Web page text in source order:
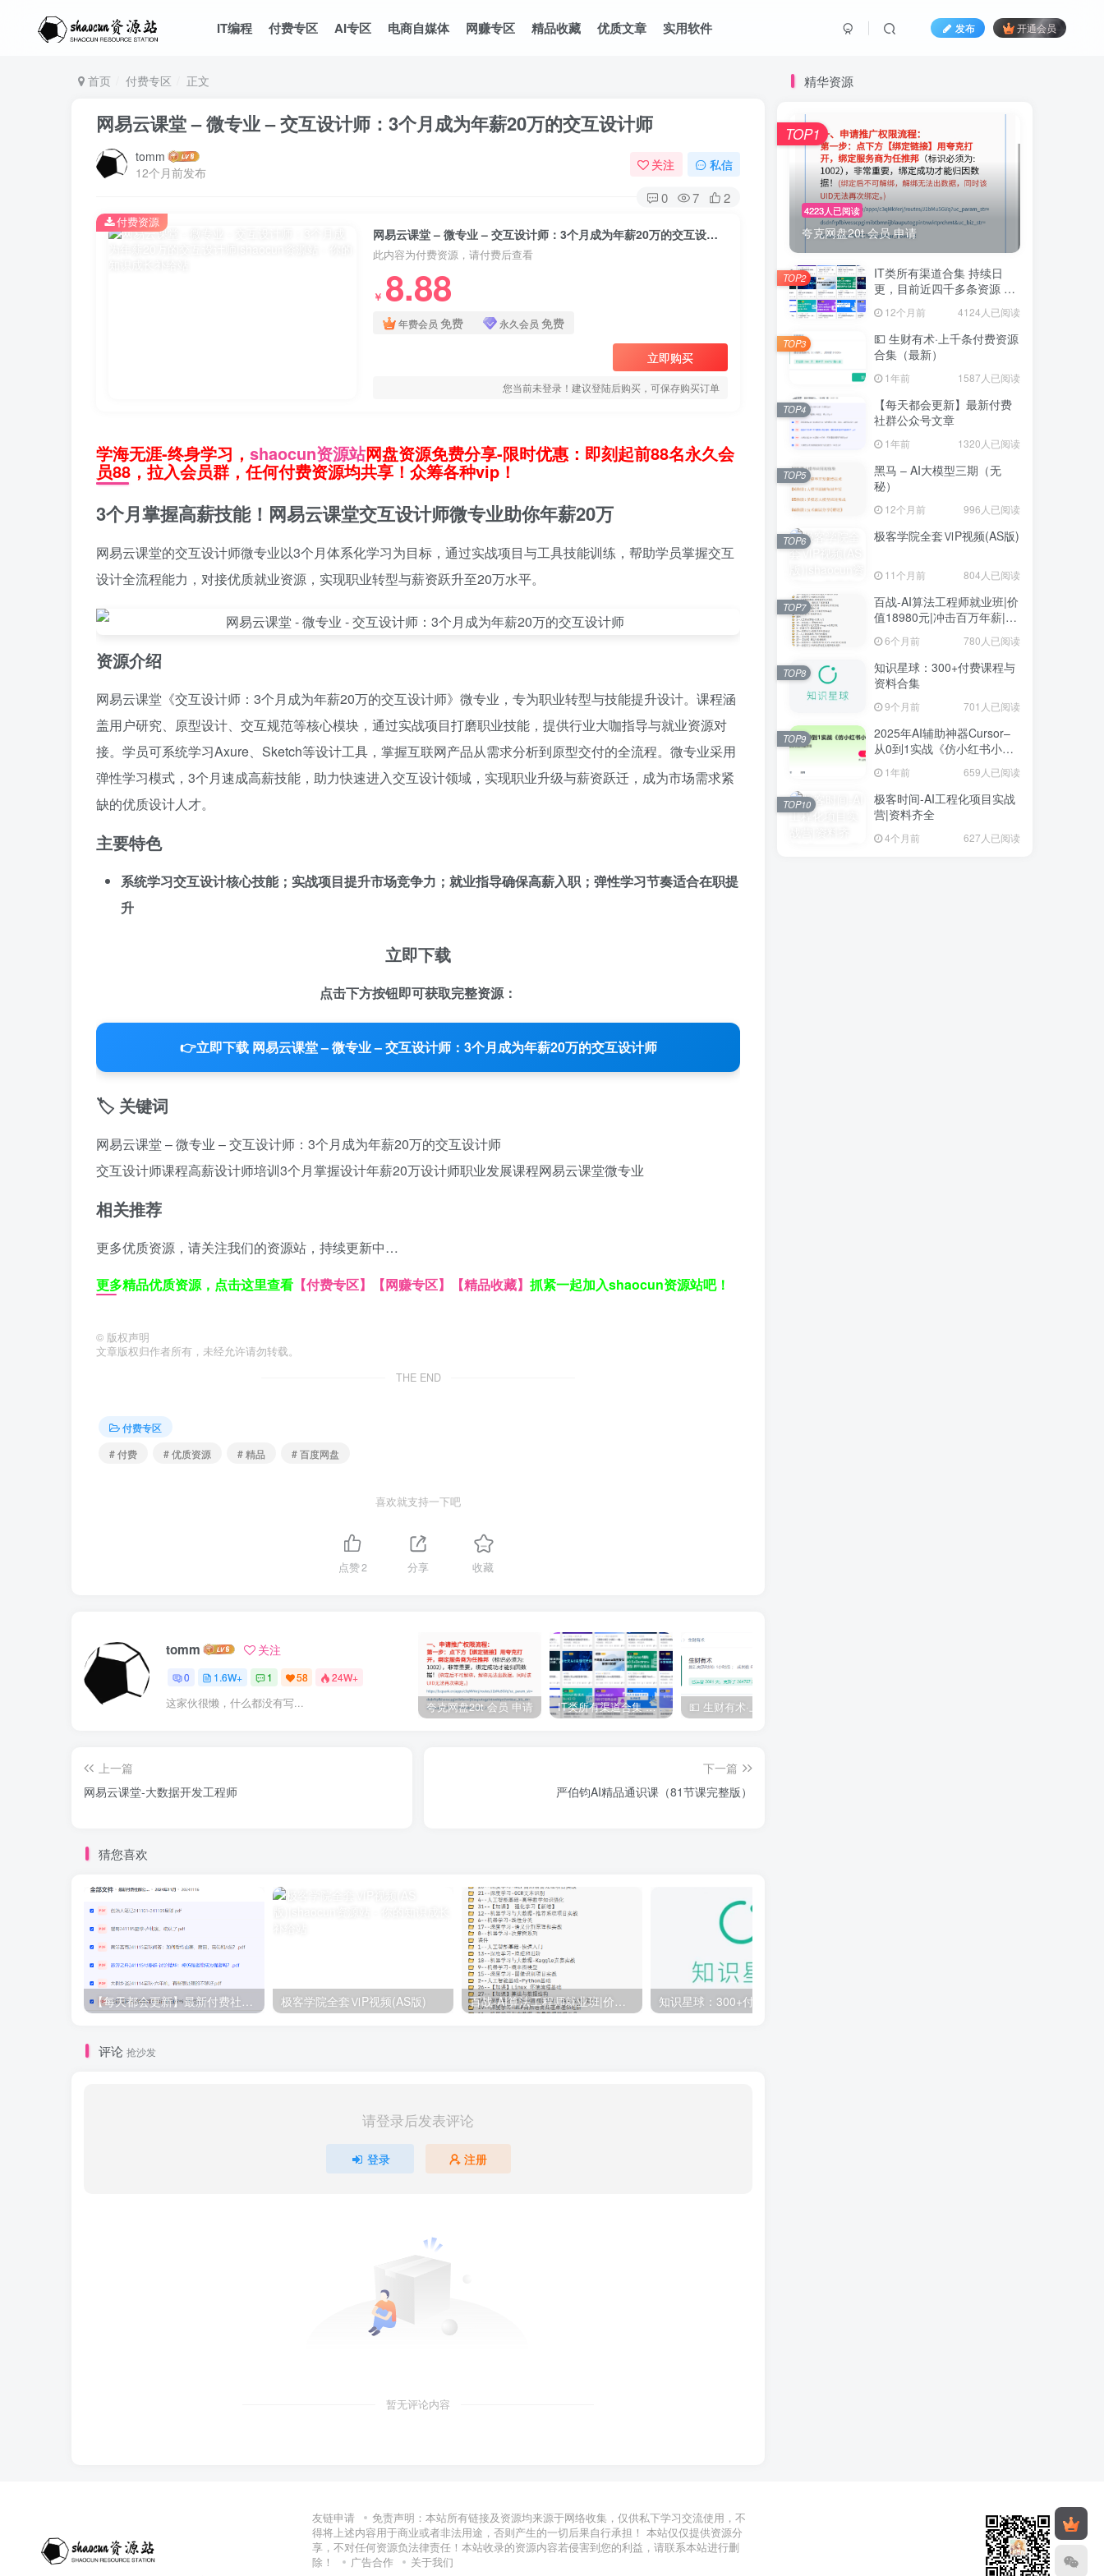
IT编程 付费专区 AI专区 电商自媒体 网赚专区 精品收藏 优质文章 实用软件 发布 开通会员
首页 付费专区 正文
网易云课堂 – 微专业 – 交互设计师：3个月成为年薪20万的交互设计师
tomm
12个月前发布
关注 私信
0 7 2
网易云课堂 – 微专业 – 交互设计师：3个月成为年薪20万的交互设计师
此内容为付费资源，请付费后查看
￥ 8.88
年费会员 免费 永久会员 免费
立即购买
您当前未登录！建议登陆后购买，可保存购买订单
付费资源
学海无涯-终身学习， shaocun资源站网盘资源免费分享-限时优惠：即刻起前88名永久会
员88，拉入会员群，任何付费资源均共享！众筹各种vip！
3个月掌握高薪技能！网易云课堂交互设计师微专业助你年薪20万
网易云课堂的交互设计师微专业以3个月体系化学习为目标，通过实战项目与工具技能训练，帮助学员掌握交互
设计全流程能力，对接优质就业资源，实现职业转型与薪资跃升至20万水平。
资源介绍
网易云课堂《交互设计师：3个月成为年薪20万的交互设计师》微专业，专为职业转型与技能提升设计。课程涵
盖用户研究、原型设计、交互规范等核心模块，通过实战项目打磨职业技能，提供行业大咖指导与就业资源对
接。学员可系统学习Axure、Sketch等设计工具，掌握互联网产品从需求分析到原型交付的全流程。微专业采用
弹性学习模式，3个月速成高薪技能，助力快速进入交互设计领域，实现职业升级与薪资跃迁，成为市场需求紧
缺的优质设计人才。
主要特色
系统学习交互设计核心技能；实战项目提升市场竞争力；就业指导确保高薪入职；弹性学习节奏适合在职提
升
立即下载
点击下方按钮即可获取完整资源：
👉立即下载 网易云课堂 – 微专业 – 交互设计师：3个月成为年薪20万的交互设计师
🏷️ 关键词
网易云课堂 – 微专业 – 交互设计师：3个月成为年薪20万的交互设计师
交互设计师课程高薪设计师培训3个月掌握设计年薪20万设计师职业发展课程网易云课堂微专业
相关推荐
更多优质资源，请关注我们的资源站，持续更新中…
更多精品优质资源，点击这里查看 【付费专区】 【网赚专区】 【精品收藏】 抓紧一起加入shaocun资源站吧！
© 版权声明
文章版权归作者所有，未经允许请勿转载。
THE END
付费专区
# 付费
# 优质资源 # 精品 # 百度网盘
喜欢就支持一下吧
点赞2 分享 收藏
tomm 关注
0 1.6W+ 1 58 24W+
这家伙很懒，什么都没有写... 夸克网盘20t 会员 申请 IT类所有渠道合集 持续日更，目前近四千多条资源 年费用户微信私信获取权限
上一篇
网易云课堂-大数据开发工程师
下一篇
严伯钧AI精品通识课（81节课完整版）
猜您喜欢
【每天都会更新】最新付费社群公众号文章 极客学院全套ⅥP视频(AS版) 百战-AI算法工程师就业班|价值18980元|冲击百万年薪|完结无秘
评论 抢沙发
请登录后发表评论
登录 注册
暂无评论内容
精华资源
4223人已阅读
夸克网盘20t 会员 申请
TOP1
IT类所有渠道合集 持续日
更，目前近四千多条资源 年
12个月前 4124人已阅读
TOP2
💵 生财有术·上千条付费资源
合集（最新）
1年前 1587人已阅读
TOP3
【每天都会更新】最新付费
社群公众号文章
1年前 1320人已阅读
TOP4
黑马 – AI大模型三期（无
秘）
12个月前 996人已阅读
TOP5
极客学院全套ⅥP视频(AS版)
11个月前 804人已阅读
TOP6
百战-AI算法工程师就业班|价
值18980元|冲击百万年薪|完
结无秘
6个月前 780人已阅读
TOP7
知识星球：300+付费课程与
资料合集
9个月前 701人已阅读
TOP8
2025年AI辅助神器Cursor–
从0到1实战《仿小红书小程
序》1年前 659人已阅读
TOP9
极客时间-AI工程化项目实战
营|资料齐全
4个月前 627人已阅读
TOP10
友链申请
免责声明：本站所有链接及资源均来源于网络收集，仅供私下学习交流使用，不
得将上述内容用于商业或者非法用途，否则产生的一切后果自行承担！ 本站仅仅提供资源分
享，不对任何资源负法律责任！本站收录的资源内容若侵害到您的利益，请联系本站进行删
除！
广告合作 关于我们